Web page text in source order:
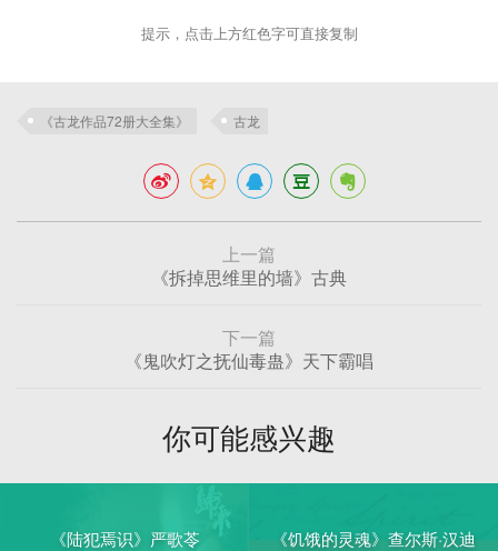
提示，点击上方红色字可直接复制
《古龙作品72册大全集》 古龙
上一篇
《拆掉思维里的墙》古典
下一篇
《鬼吹灯之抚仙毒蛊》天下霸唱
你可能感兴趣
《陆犯焉识》严歌苓 《饥饿的灵魂》查尔斯·汉迪